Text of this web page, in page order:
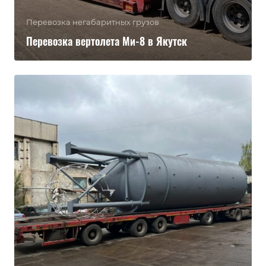
Перевозка негабаритных грузов
Перевозка вертолета Ми-8 в Якутск